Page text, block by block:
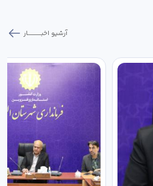
آرشیو اخبـــــــــــار